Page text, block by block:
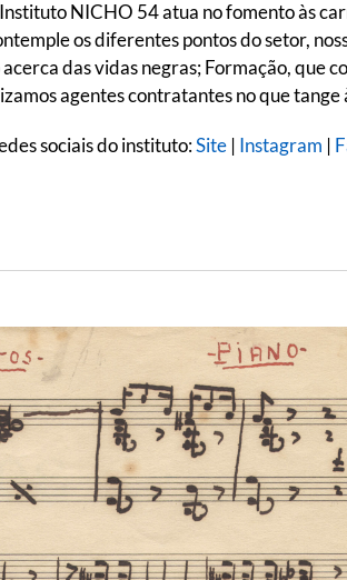
NICHO 54 atua no fomento às
os diferentes pontos do setor,
das vidas negras; Formação,
agentes contratantes no que tange
sociais do instituto:Site | Instagram |